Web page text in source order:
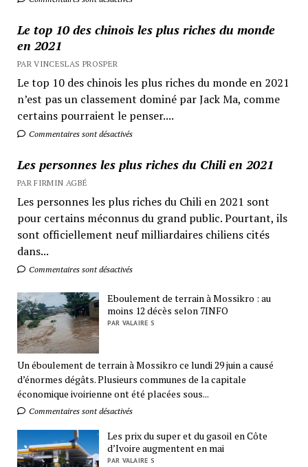
Le top 10 des chinois les plus riches du monde
en 2021
PAR VINCESLAS PROSPER
Le top 10 des chinois les plus riches du monde en 2021
n’est pas un classement dominé par Jack Ma, comme
certains pourraient le penser....
Commentaires sont désactivés
Les personnes les plus riches du Chili en 2021
PAR FIRMIN AGBÉ
Les personnes les plus riches du Chili en 2021 sont
pour certains méconnus du grand public. Pourtant, ils
sont officiellement neuf milliardaires chiliens cités
dans...
Commentaires sont désactivés
Eboulement de terrain à Mossikro : au
moins 12 décès selon 7INFO
PAR VALAIRE S
Un éboulement de terrain à Mossikro ce lundi 29 juin a causé
d’énormes dégâts. Plusieurs communes de la capitale
économique ivoirienne ont été placées sous...
Commentaires sont désactivés
Les prix du super et du gasoil en Côte
d’Ivoire augmentent en mai
PAR VALAIRE S